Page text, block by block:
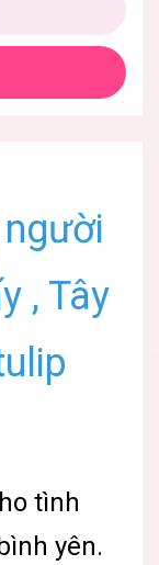
, Tây
tình
yên.